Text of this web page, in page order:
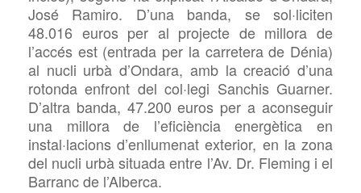
José Ramiro. D’una banda, se sol·liciten
48.016 euros per al projecte de millora de
l’accés est (entrada per la carretera de Dénia)
al nucli urbà d’Ondara, amb la creació d’una
rotonda enfront del col·legi Sanchis Guarner.
D’altra banda, 47.200 euros per a aconseguir
una millora de l’eficiència energètica en
instal·lacions d’enllumenat exterior, en la zona
del nucli urbà situada entre l’Av. Dr. Fleming i el
Barranc de l’Alberca.